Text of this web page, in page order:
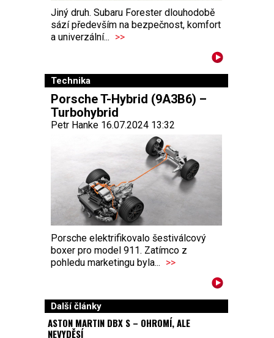
Jiný druh. Subaru Forester dlouhodobě
sází především na bezpečnost, komfort
a univerzální... >>
Technika
Porsche T-Hybrid (9A3B6) –
Turbohybrid
Petr Hanke 16.07.2024 13:32
Porsche elektrifikovalo šestiválcový
boxer pro model 911. Zatímco z
pohledu marketingu byla... >>
Další články
ASTON MARTIN DBX S – OHROMÍ, ALE
NEVYDĚSÍ